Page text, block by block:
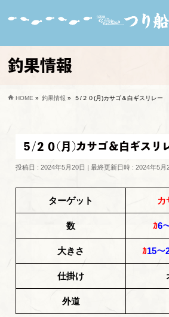
釣果情報
HOME » 釣果情報 » ５/２０(月)カサゴ＆白ギスリレー
５/２０(月)カサゴ＆白ギスリ
投稿日 : 2024年5月20日 最終更新日時 : 2024年5月
ターゲット カ
数 ｶ6
大きさ ｶ15～
仕掛け
外道